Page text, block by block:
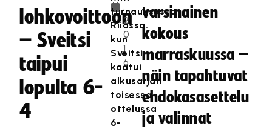
lohkovoittoon
– Sveitsi
taipui
lopulta 6-
4
.
2
0
1
6
turnauksessa
Riiassa.
kun
Sveitsi
kaatui
alkusarjan
toisessa
ottelussa
6-
varsinainen
kokous
marraskuussa –
näin tapahtuvat
ehdokasasettelu
ja valinnat